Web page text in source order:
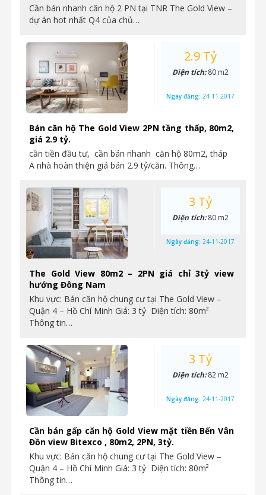
Cần bán nhanh căn hộ 2 PN tại TNR The Gold View –
dự án hot nhất Q4 của chủ…
Bán căn hộ The Gold View 2PN tầng thấp, 80m2,
giá 2.9 tỷ.
cần tiền đầu tư, cần bán nhanh căn hộ 80m2, tháp
A nhà hoàn thiện giá bán 2.9 tỷ/căn. Thông…
2.9 Tỷ
Diện tích:80 m2
Ngày đăng: 24-11-2017
The Gold View 80m2 – 2PN giá chỉ 3tỷ view
hướng Đông Nam
Khu vực: Bán căn hộ chung cư tại The Gold View –
Quận 4 – Hồ Chí Minh Giá: 3 tỷ Diện tích: 80m²
Thông tin…
3 Tỷ
Diện tích:80 m2
Ngày đăng: 24-11-2017
Cần bán gấp căn hộ Gold View mặt tiền Bến Vân
Đồn view Bitexco , 80m2, 2PN, 3tỷ.
Khu vực: Bán căn hộ chung cư tại The Gold View –
Quận 4 – Hồ Chí Minh Giá: 3 tỷ Diện tích: 80m²
Thông tin…
3 Tỷ
Diện tích:82 m2
Ngày đăng: 24-11-2017